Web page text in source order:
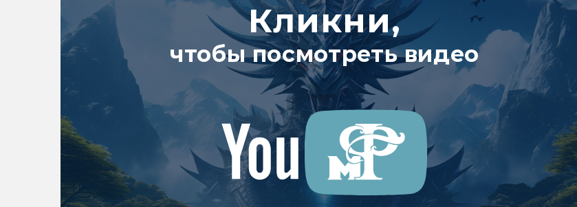
Кликни,
чтобы посмотреть видео